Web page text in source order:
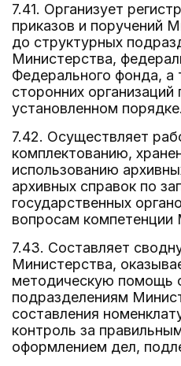
7.41. Организует
приказов и поручений
до структурных
Министерства,
Федерального фонда, а
сторонних
установленном порядке.
7.42. Осуществляет
комплектованию,
использованию
архивных справок по
государственных
вопросам компетенции
7.43. Составляет
Министерства,
методическую помощь
подразделениям
составления
контроль за
оформлением дел,